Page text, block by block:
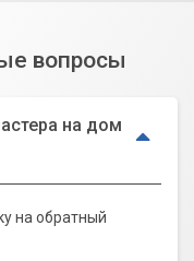
вопросы
на дом
на обратный